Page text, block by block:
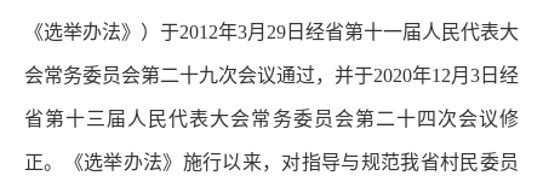
《选举办法》）于2012年3月29日经省第十一届人民代表大
会常务委员会第二十九次会议通过，并于2020年12月3日经
省第十三届人民代表大会常务委员会第二十四次会议修
正。《选举办法》施行以来，对指导与规范我省村民委员